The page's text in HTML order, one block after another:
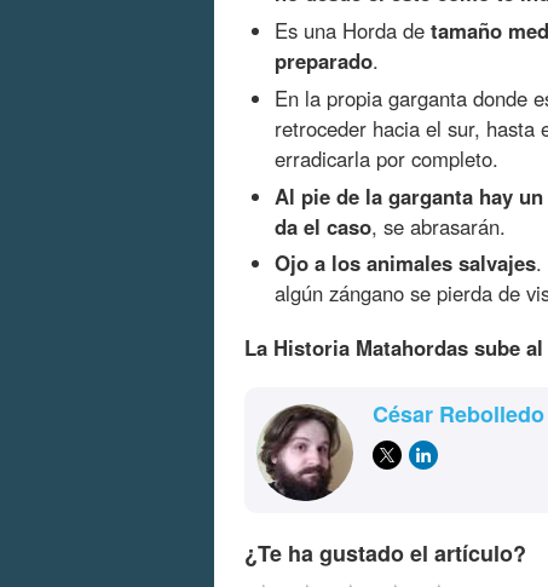
Es una Horda de tamaño
preparado.
En la propia garganta donde
retroceder hacia el sur, hasta
erradicarla por completo.
Al pie de la garganta hay
da el caso, se abrasarán.
Ojo a los animales salvajes.
algún zángano se pierda de
La Historia Matahordas sube al
César Rebolledo
¿Te ha gustado el artículo?